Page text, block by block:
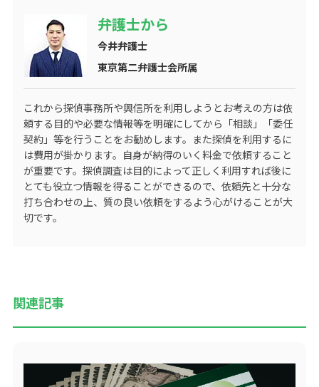
弁護士から
今井弁護士
東京第二弁護士会所属
これから探偵事務所や興信所を利用しようとお考えの方は依
頼する目的や必要な情報等を明確にしてから「相談」「委任
契約」等を行うことをお勧めします。また探偵を利用するに
は費用が掛かります。自身が納得のいく料金で依頼すること
が重要です。探偵調査は目的によって正しく利用すれば後に
とても役立つ情報を得ることができるので、依頼先と十分な
打ち合わせの上、質の良い依頼をするよう心がけることが大
切です。
関連記事